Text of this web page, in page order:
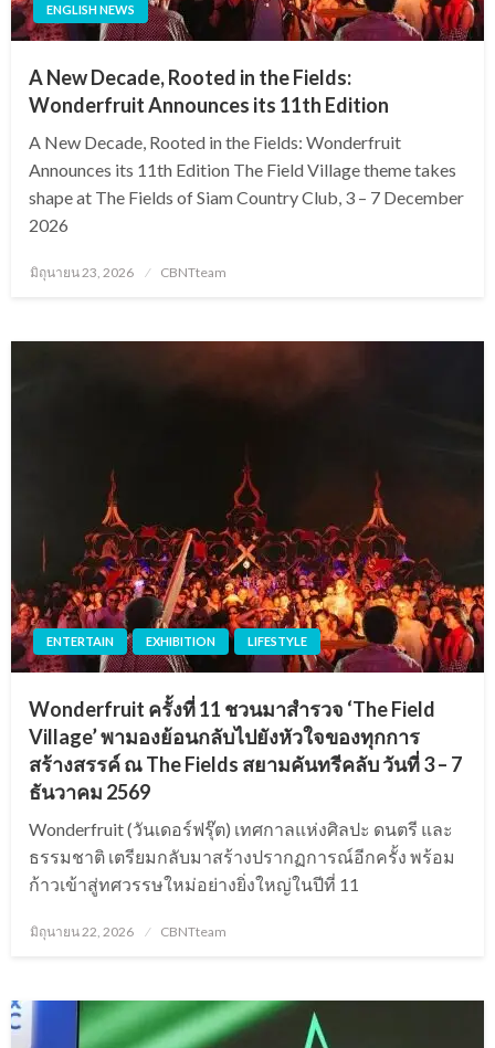
ENGLISH NEWS
A New Decade, Rooted in the Fields:
Wonderfruit Announces its 11th Edition
A New Decade, Rooted in the Fields: Wonderfruit
Announces its 11th Edition The Field Village theme takes
shape at The Fields of Siam Country Club, 3 – 7 December
2026
Posted
on
มิถุนายน 23, 2026 CBNTteam
ENTERTAIN EXHIBITION LIFESTYLE
Wonderfruit ครั้งที่ 11 ชวนมาสำรวจ ‘The Field
Village’ พามองย้อนกลับไปยังหัวใจของทุกการ
สร้างสรรค์ ณ The Fields สยามคันทรีคลับ วันที่ 3 – 7
ธันวาคม 2569
Wonderfruit (วันเดอร์ฟรุ๊ต) เทศกาลแห่งศิลปะ ดนตรี และ
ธรรมชาติ เตรียมกลับมาสร้างปรากฏการณ์อีกครั้ง พร้อม
ก้าวเข้าสู่ทศวรรษใหม่อย่างยิ่งใหญ่ในปีที่ 11
Posted
on
มิถุนายน 22, 2026 CBNTteam